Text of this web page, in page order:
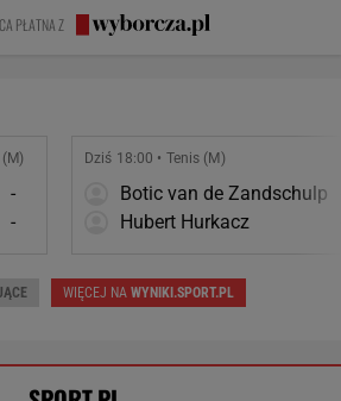
złe
PŁATNA Z
-
-
Dziś 18:00 • Tenis (M)
Botic van de Zandschulp
Hubert Hurkacz
WIĘCEJ NAWYNIKI.SPORT.PL